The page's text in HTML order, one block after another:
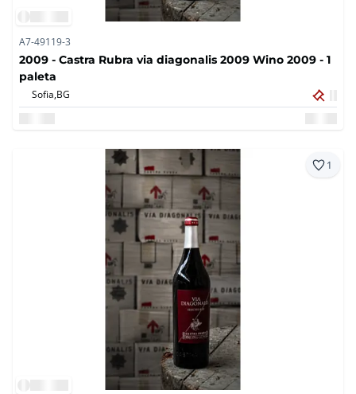
A7-49119-3
2009 - Castra Rubra via diagonalis 2009 Wino 2009 - 1
paleta
Sofia,BG
1